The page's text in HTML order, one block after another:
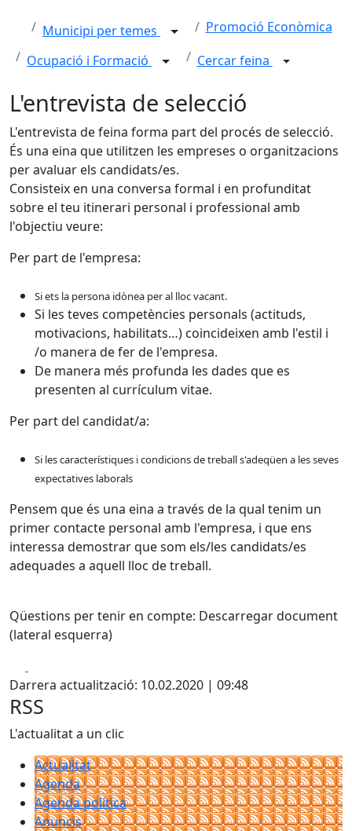
Municipi per temes
Promoció Econòmica
Ocupació i Formació
Cercar feina
L'entrevista de selecció
L'entrevista de feina forma part del procés de selecció.
És una eina que utilitzen les empreses o organitzacions
per avaluar els candidats/es.
Consisteix en una conversa formal i en profunditat
sobre el teu itinerari personal i professional amb
l'objectiu veure:
Per part de l'empresa:
Si ets la persona idònea per al lloc vacant.
Si les teves competències personals (actituds,
motivacions, habilitats…) coincideixen amb l'estil i
/o manera de fer de l'empresa.
De manera més profunda les dades que es
presenten al currículum vitae.
Per part del candidat/a:
Si les característiques i condicions de treball s'adeqüen a les seves
expectatives laborals
Pensem que és una eina a través de la qual tenim un
primer contacte personal amb l'empresa, i que ens
interessa demostrar que som els/les candidats/es
adequades a aquell lloc de treball.
Qüestions per tenir en compte: Descarregar document
(lateral esquerra)
Darrera actualització: 10.02.2020 | 09:48
RSS
L'actualitat a un clic
Actualitat
Agenda
Agenda política
Anuncis